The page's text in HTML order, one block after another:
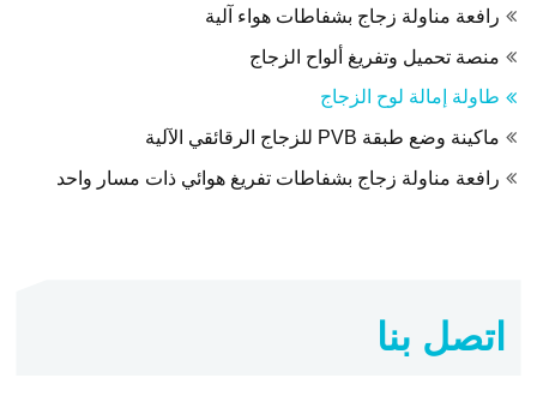
رافعة مناولة زجاج بشفاطات هواء آلية
منصة تحميل وتفريغ ألواح الزجاج
طاولة إمالة لوح الزجاج
ماكينة وضع طبقة PVB للزجاج الرقائقي الآلية
رافعة مناولة زجاج بشفاطات تفريغ هوائي ذات مسار واحد
اتصل بنا